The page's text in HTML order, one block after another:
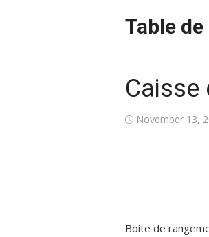
Table
Caisse
Posted
November 13,
Boite de